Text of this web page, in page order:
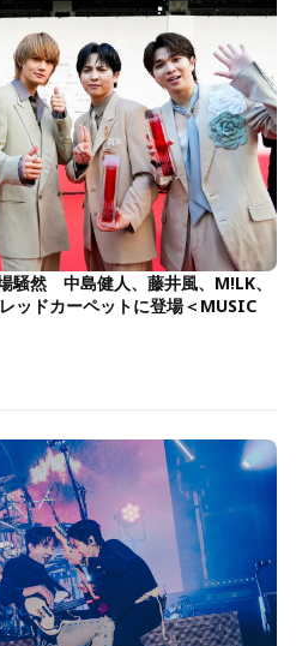
騒然 中島健人、藤井風、M!LK、
ッドカーペットに登場＜MUSIC